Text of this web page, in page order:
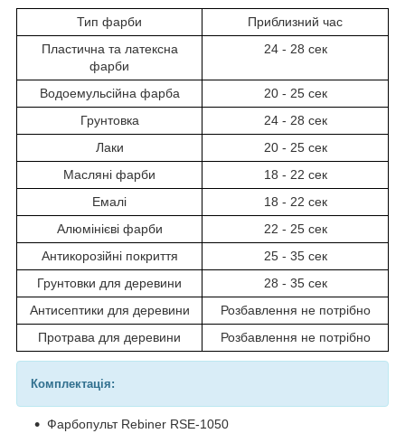
Тип фарби
Приблизний час
Пластична та латексна
фарби
24 - 28 сек
Водоемульсійна фарба
20 - 25 сек
Грунтовка
24 - 28 сек
Лаки
20 - 25 сек
Масляні фарби
18 - 22 сек
Емалі
18 - 22 сек
Алюмінієві фарби
22 - 25 сек
Антикорозійні покриття
25 - 35 сек
Грунтовки для деревини
28 - 35 сек
Антисептики для деревини
Розбавлення не потрібно
Протрава для деревини
Розбавлення не потрібно
Комплектація:
Фарбопульт Rebiner RSE-1050